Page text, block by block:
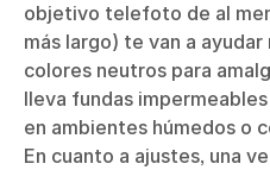
objetivo telefoto de al
más largo) te van a
colores neutros para
lleva fundas
en ambientes húmedos o
En cuanto a ajustes, una